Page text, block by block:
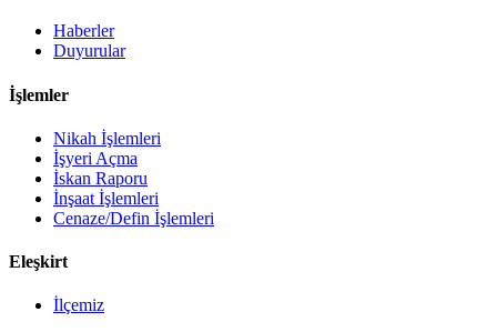
Haberler
Duyurular
İşlemler
Nikah İşlemleri
İşyeri Açma
İskan Raporu
İnşaat İşlemleri
Cenaze/Defin İşlemleri
Eleşkirt
İlçemiz